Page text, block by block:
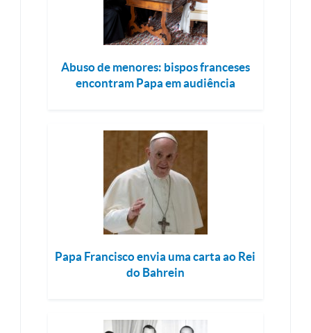
Abuso de menores: bispos franceses
encontram Papa em audiência
Papa Francisco envia uma carta ao Rei
do Bahrein